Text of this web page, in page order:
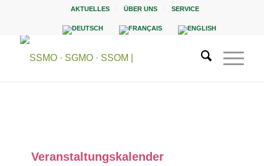
AKTUELLES ÜBER UNS SERVICE
Veranstaltungskalender